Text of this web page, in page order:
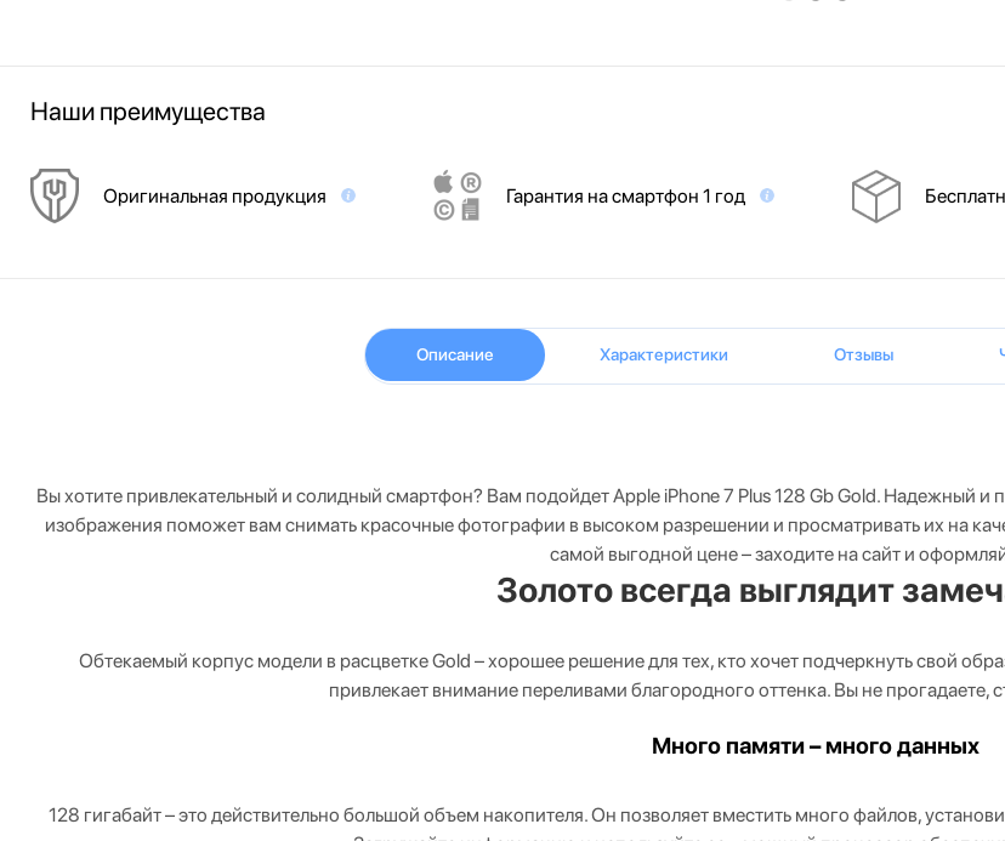
Наши преимущества
Оригинальная продукция Гарантия на смартфон 1 год
Описание Характеристики Отзывы
Вы хотите привлекательный и солидный смартфон? Вам подойдет Apple iPhone 7 Plus 128 Gb Gold. Надежный и
изображения поможет вам снимать красочные фотографии в высоком разрешении и просматривать их на
самой выгодной цене – заходите на сайт и
Золото всегда выглядит
Обтекаемый корпус модели в расцветке Gold – хорошее решение для тех, кто хочет подчеркнуть свой
привлекает внимание переливами благородного оттенка. Вы не прогадаете,
Много памяти – много данных
128 гигабайт – это действительно большой объем накопителя. Он позволяет вместить много файлов,